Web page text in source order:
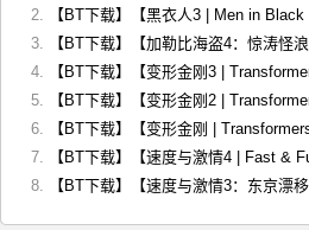
【BT下载】【黑衣人3 | Men in
【BT下载】【加勒比海盗4：惊涛怪
【BT下载】【变形金刚3 |
【BT下载】【变形金刚2 |
【BT下载】【变形金刚 |
【BT下载】【速度与激情4 | Fast &
【BT下载】【速度与激情3：东京漂